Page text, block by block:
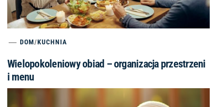
DOM/KUCHNIA
Wielopokoleniowy obiad – organizacja przestrzeni
i menu